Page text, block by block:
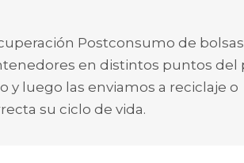
Postconsumo de bolsas
en distintos puntos del
y luego las enviamos a reciclaje o
su ciclo de vida.